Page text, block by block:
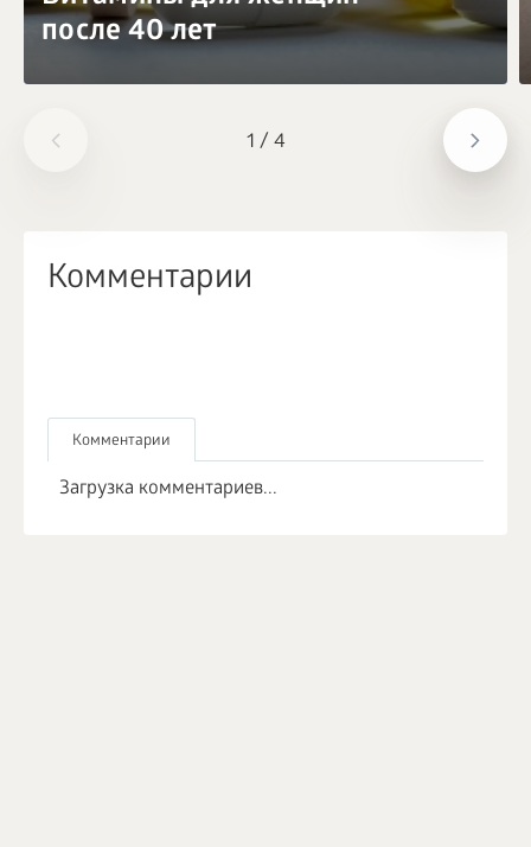
1 / 4
после 40 лет
Комментарии
Комментарии
Загрузка комментариев...